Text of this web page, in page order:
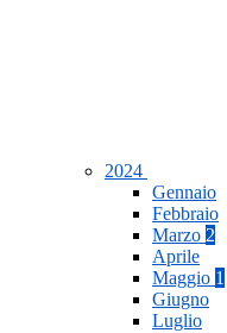
2024
Gennaio
Febbraio
Marzo 2
Aprile
Maggio 1
Giugno
Luglio